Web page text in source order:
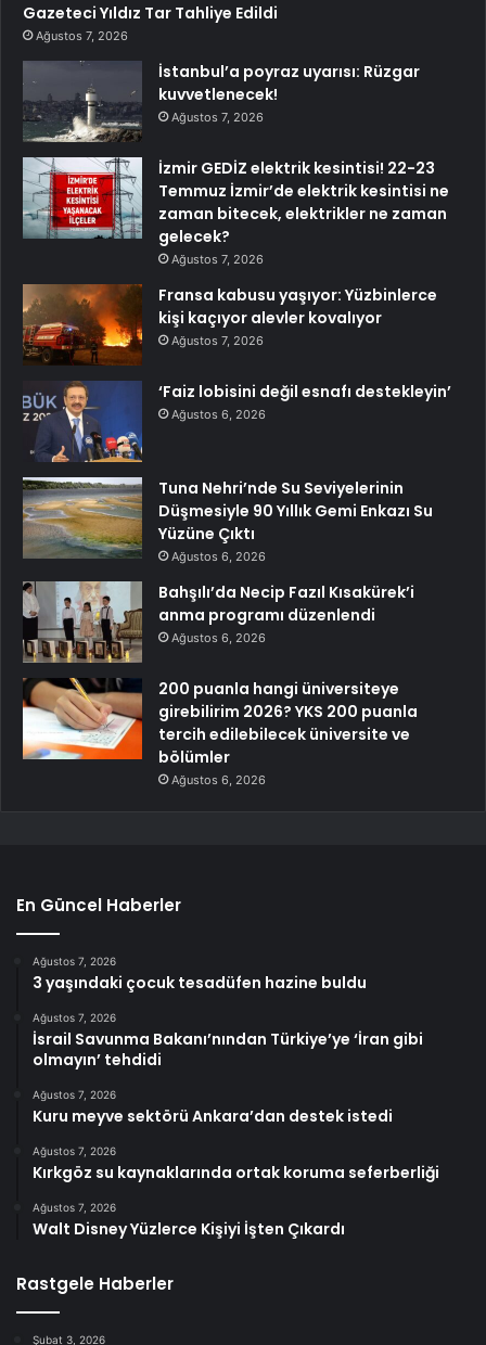
Gazeteci Yıldız Tar Tahliye Edildi
Ağustos 7, 2026
İstanbul’a poyraz uyarısı: Rüzgar
kuvvetlenecek!
Ağustos 7, 2026
İzmir GEDİZ elektrik kesintisi! 22-23
Temmuz İzmir’de elektrik kesintisi ne
zaman bitecek, elektrikler ne zaman
gelecek?
Ağustos 7, 2026
Fransa kabusu yaşıyor: Yüzbinlerce
kişi kaçıyor alevler kovalıyor
Ağustos 7, 2026
‘Faiz lobisini değil esnafı destekleyin’
Ağustos 6, 2026
Tuna Nehri’nde Su Seviyelerinin
Düşmesiyle 90 Yıllık Gemi Enkazı Su
Yüzüne Çıktı
Ağustos 6, 2026
Bahşılı’da Necip Fazıl Kısakürek’i
anma programı düzenlendi
Ağustos 6, 2026
200 puanla hangi üniversiteye
girebilirim 2026? YKS 200 puanla
tercih edilebilecek üniversite ve
bölümler
Ağustos 6, 2026
En Güncel Haberler
Ağustos 7, 2026
3 yaşındaki çocuk tesadüfen hazine buldu
Ağustos 7, 2026
İsrail Savunma Bakanı’nından Türkiye’ye ‘İran gibi
olmayın’ tehdidi
Ağustos 7, 2026
Kuru meyve sektörü Ankara’dan destek istedi
Ağustos 7, 2026
Kırkgöz su kaynaklarında ortak koruma seferberliği
Ağustos 7, 2026
Walt Disney Yüzlerce Kişiyi İşten Çıkardı
Rastgele Haberler
Şubat 3, 2026